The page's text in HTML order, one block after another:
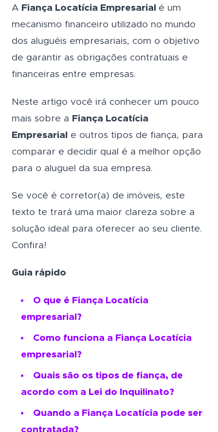
A Fiança Locatícia Empresarial é um
mecanismo financeiro utilizado no mundo
dos aluguéis empresariais, com o objetivo
de garantir as obrigações contratuais e
financeiras entre empresas.
Neste artigo você irá conhecer um pouco
mais sobre a Fiança Locatícia
Empresarial
e outros tipos de fiança, para
comparar e decidir qual é a melhor opção
para o aluguel da sua empresa.
Se você é corretor(a) de imóveis, este
texto te trará uma maior clareza sobre a
solução ideal para oferecer ao seu cliente.
Confira!
Guia rápido
O que é Fiança Locatícia
empresarial?
Como funciona a Fiança Locatícia
empresarial?
Quais são os tipos de fiança, de
acordo com a Lei do Inquilinato?
Quando a Fiança Locatícia pode ser
contratada?